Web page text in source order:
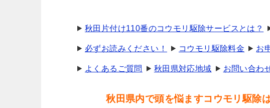
秋田片付け110番のコウモリ駆除サービスとは？
必ずお読みください！ コウモリ駆除料金 お
よくあるご質問 秋田県対応地域 お問い合わ
秋田県内で頭を悩ますコウモリ駆除